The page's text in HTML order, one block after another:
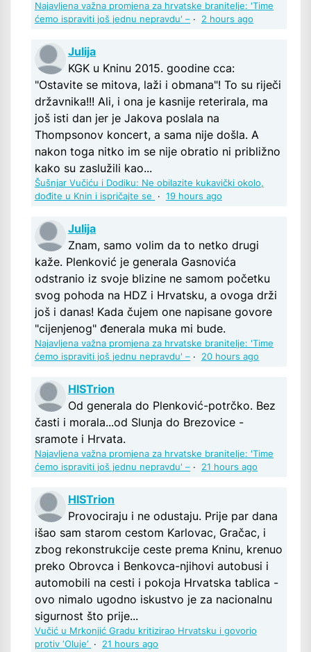
Najavljena važna promjena za hrvatske branitelje: 'Time
ćemo ispraviti još jednu nepravdu' – · 2 hours ago
Julija
KGK u Kninu 2015. goodine cca:
"Ostavite se mitova, laži i obmana"! To su riječi
državnika!!! Ali, i ona je kasnije reterirala, ma
još isti dan jer je Jakova poslala na
Thompsonov koncert, a sama nije došla. A
nakon toga nitko im se nije obratio ni približno
kako su zaslužili kao...
Šušnjar Vučiću i Dodiku: Ne obilazite kukavički okolo,
dođite u Knin i ispričajte se
· 19 hours ago
Julija
Znam, samo volim da to netko drugi
kaže. Plenković je generala Gasnovića
odstranio iz svoje blizine ne samom početku
svog pohoda na HDZ i Hrvatsku, a ovoga drži
još i danas! Kada čujem one napisane govore
"cijenjenog" đenerala muka mi bude.
Najavljena važna promjena za hrvatske branitelje: 'Time
ćemo ispraviti još jednu nepravdu' – · 20 hours ago
HISTrion
Od generala do Plenković-potrčko. Bez
časti i morala...od Slunja do Brezovice -
sramote i Hrvata.
Najavljena važna promjena za hrvatske branitelje: 'Time
ćemo ispraviti još jednu nepravdu' – · 21 hours ago
HISTrion
Provociraju i ne odustaju. Prije par dana
išao sam starom cestom Karlovac, Gračac, i
zbog rekonstrukcije ceste prema Kninu, krenuo
preko Obrovca i Benkovca-njihovi autobusi i
automobili na cesti i pokoja Hrvatska tablica -
ovo nimalo ugodno iskustvo je za nacionalnu
sigurnost što prije...
Vučić u Mrkonjić Gradu kritizirao Hrvatsku i govorio
protiv ‘Oluje’ · 21 hours ago